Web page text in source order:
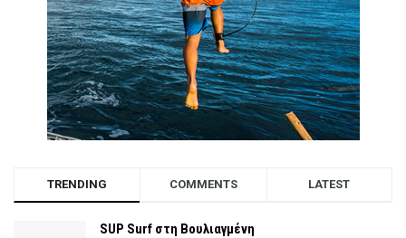
TRENDING COMMENTS LATEST
SUP Surf στη Βουλιαγμένη